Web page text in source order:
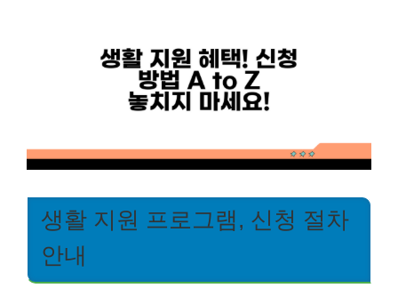
생활 지원 프로그램, 신청 절차
안내